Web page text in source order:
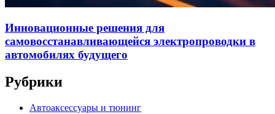
Инновационные решения для
самовосстанавливающейся электропроводки в
автомобилях будущего
Рубрики
Автоаксессуары и тюнинг